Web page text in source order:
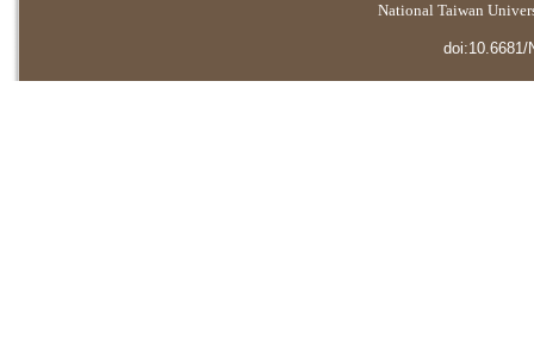
National Taiwan
doi:10.6681/